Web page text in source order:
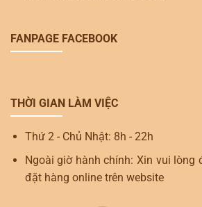
FANPAGE FACEBOOK
THỜI GIAN LÀM VIỆC
Thứ 2 - Chủ Nhật: 8h - 22h
Ngoài giờ hành chính: Xin vui lòng
đặt hàng online trên website